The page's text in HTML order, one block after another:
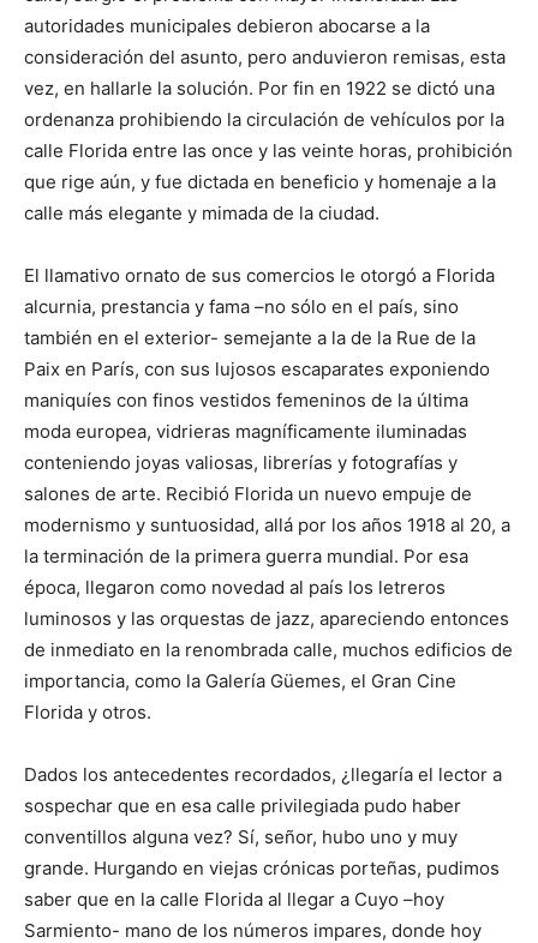
autoridades municipales debieron abocarse a la
consideración del asunto, pero anduvieron remisas, esta
vez, en hallarle la solución. Por fin en 1922 se dictó una
ordenanza prohibiendo la circulación de vehículos por la
calle Florida entre las once y las veinte horas, prohibición
que rige aún, y fue dictada en beneficio y homenaje a la
calle más elegante y mimada de la ciudad.
El llamativo ornato de sus comercios le otorgó a Florida
alcurnia, prestancia y fama –no sólo en el país, sino
también en el exterior- semejante a la de la Rue de la
Paix en París, con sus lujosos escaparates exponiendo
maniquíes con finos vestidos femeninos de la última
moda europea, vidrieras magníficamente iluminadas
conteniendo joyas valiosas, librerías y fotografías y
salones de arte. Recibió Florida un nuevo empuje de
modernismo y suntuosidad, allá por los años 1918 al 20, a
la terminación de la primera guerra mundial. Por esa
época, llegaron como novedad al país los letreros
luminosos y las orquestas de jazz, apareciendo entonces
de inmediato en la renombrada calle, muchos edificios de
importancia, como la Galería Güemes, el Gran Cine
Florida y otros.
Dados los antecedentes recordados, ¿llegaría el lector a
sospechar que en esa calle privilegiada pudo haber
conventillos alguna vez? Sí, señor, hubo uno y muy
grande. Hurgando en viejas crónicas porteñas, pudimos
saber que en la calle Florida al llegar a Cuyo –hoy
Sarmiento- mano de los números impares, donde hoy